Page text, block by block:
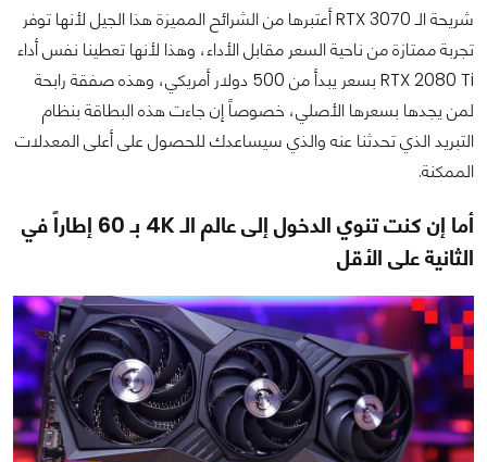
شريحة الـ RTX 3070 أعتبرها من الشرائح المميزة هذا الجيل لأنها توفر
تجربة ممتازة من ناحية السعر مقابل الأداء، وهذا لأنها تعطينا نفس أداء
RTX 2080 Ti بسعر يبدأ من 500 دولار أمريكي، وهذه صفقة رابحة
لمن يجدها بسعرها الأصلي، خصوصاً إن جاءت هذه البطاقة بنظام
التبريد الذي تحدثنا عنه والذي سيساعدك للحصول على أعلى المعدلات
الممكنة.
أما إن كنت تنوي الدخول إلى عالم الـ 4K بـ 60 إطاراً في
الثانية على الأقل